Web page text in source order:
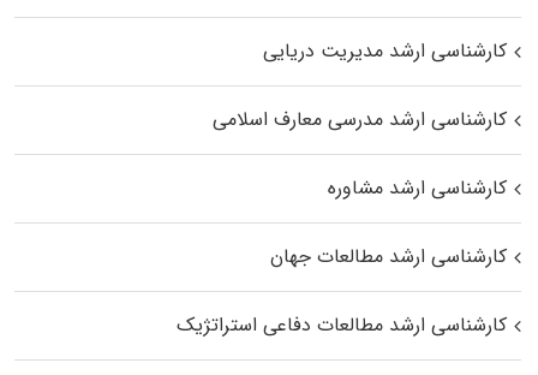
کارشناسی ارشد مدیریت دریایی
کارشناسی ارشد مدرسی معارف اسلامی
کارشناسی ارشد مشاوره
کارشناسی ارشد مطالعات جهان
کارشناسی ارشد مطالعات دفاعی استراتژیک